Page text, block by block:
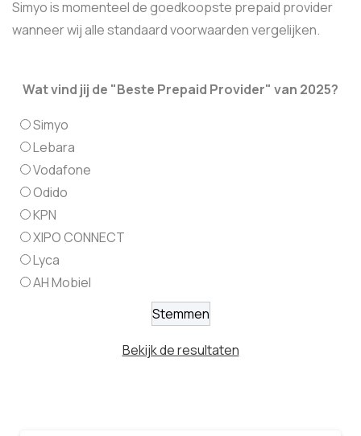
Simyo is momenteel de goedkoopste prepaid provider
wanneer wij alle standaard voorwaarden vergelijken.
Wat vind jij de "Beste Prepaid Provider" van 2025?
Simyo
Lebara
Vodafone
Odido
KPN
XIPO CONNECT
Lyca
AH Mobiel
Bekijk de resultaten